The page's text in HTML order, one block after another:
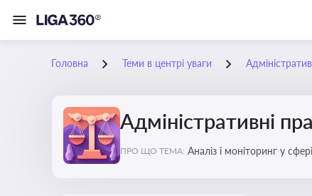
Головна Теми в центрі уваги
Адміністративні
ПРО ЩО ТЕМА: Аналіз і моніторинг у